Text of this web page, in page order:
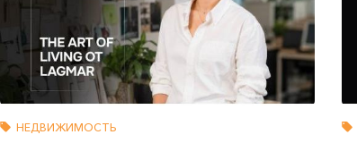
НЕДВИЖИМОСТЬ